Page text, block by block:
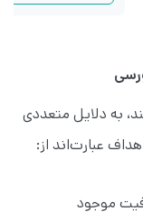
به دلایل متعددی
عبارت‌اند از:
موجود